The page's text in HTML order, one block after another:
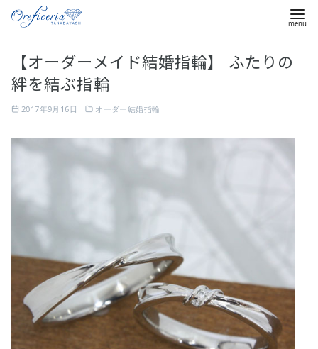
【オーダーメイド結婚指輪】 ふたりの
絆を結ぶ指輪
2017年9月16日 オーダー結婚指輪